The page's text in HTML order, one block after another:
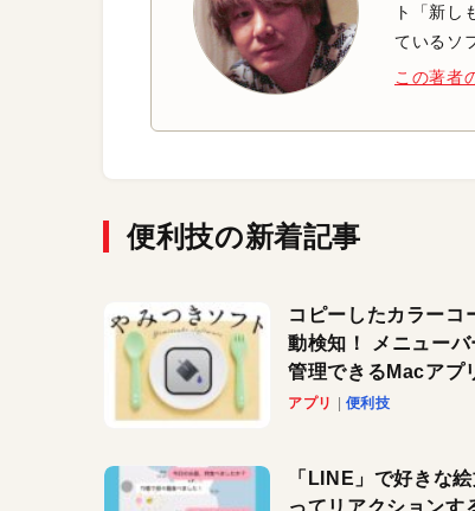
ト「新し
ているソ
この著者
便利技の新着記事
コピーしたカラーコ
動検知！ メニューバ
管理できるMacアプ
Copy Bucket」
アプリ 便利技
「LINE」で好きな
ってリアクションす